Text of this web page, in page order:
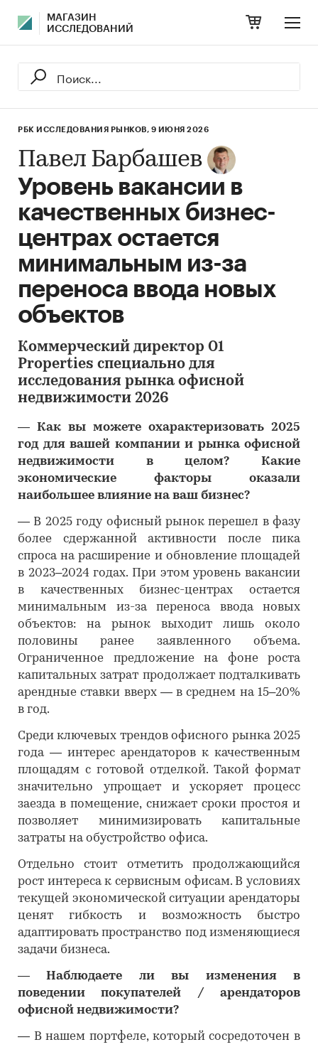
МАГАЗИН
ИССЛЕДОВАНИЙ
РБК ИССЛЕДОВАНИЯ РЫНКОВ, 9 ИЮНЯ 2026
Павел Барбашев
Уровень вакансии в
качественных бизнес-
центрах остается
минимальным из-за
переноса ввода новых
объектов
Коммерческий директор O1
Properties специально для
исследования рынка офисной
недвижимости 2026
― Как вы можете охарактеризовать 2025
год для вашей компании и рынка офисной
недвижимости в целом? Какие
экономические факторы оказали
наибольшее влияние на ваш бизнес?
― В 2025 году офисный рынок перешел в фазу
более сдержанной активности после пика
спроса на расширение и обновление площадей
в 2023–2024 годах. При этом уровень вакансии
в качественных бизнес-центрах остается
минимальным из-за переноса ввода новых
объектов: на рынок выходит лишь около
половины ранее заявленного объема.
Ограниченное предложение на фоне роста
капитальных затрат продолжает подталкивать
арендные ставки вверх — в среднем на 15–20%
в год.
Среди ключевых трендов офисного рынка 2025
года — интерес арендаторов к качественным
площадям с готовой отделкой. Такой формат
значительно упрощает и ускоряет процесс
заезда в помещение, снижает сроки простоя и
позволяет минимизировать капитальные
затраты на обустройство офиса.
Отдельно стоит отметить продолжающийся
рост интереса к сервисным офисам. В условиях
текущей экономической ситуации арендаторы
ценят гибкость и возможность быстро
адаптировать пространство под изменяющиеся
задачи бизнеса.
―Наблюдаете ли вы изменения в
поведении покупателей / арендаторов
офисной недвижимости?
― В нашем портфеле, который сосредоточен в